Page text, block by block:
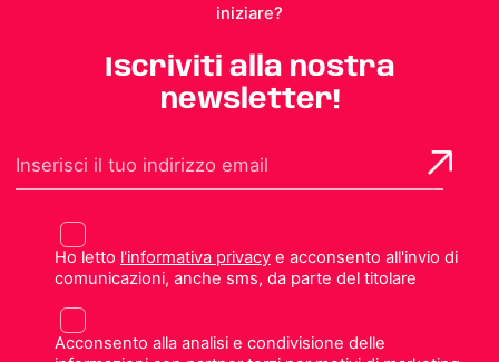
iniziare?
Iscriviti alla nostra
newsletter!
Ho letto l'informativa privacye acconsento all'invio di
comunicazioni, anche sms, da parte del titolare
Acconsento alla analisi e condivisione delle